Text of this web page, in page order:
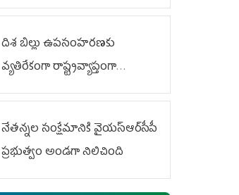
దిశ బిల్లు ఉపసంహరణకు
వ్యతిరేకంగా రాష్ట్రవ్యాప్తంగా
వైయ‌స్ఆర్‌సీపీ మహిళా విభాగం
నేతన్నల సంక్షేమానికి వైయ‌స్ఆర్‌సీపీ
ప్రభుత్వం అండగా నిలిచింది